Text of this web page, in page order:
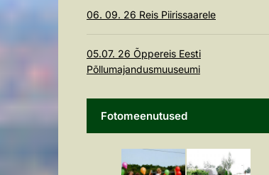
06. 09. 26 Reis Piirissaarele
05.07. 26 Õppereis Eesti
Põllumajandusmuuseumi
Fotomeenutused